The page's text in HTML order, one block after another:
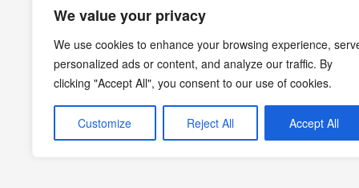
We value your privacy
We use cookies to enhance your browsing experience,
personalized ads or content, and analyze our traffic. By
clicking "Accept All", you consent to our use of cookies.
Customize Reject All Accept All